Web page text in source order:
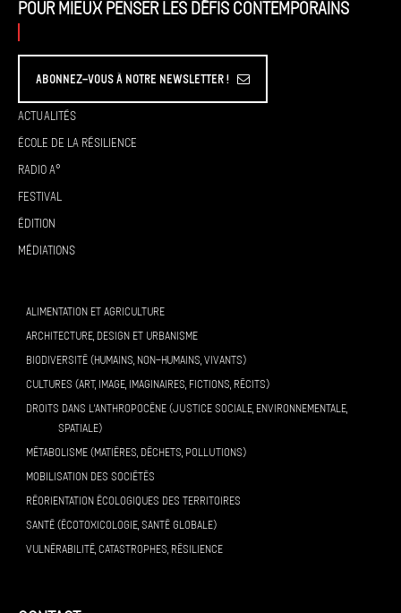
Pour mieux penser les défis contemporains
Abonnez-vous à Notre Newsletter !
Actualités
École de la résilience
Radio A°
Festival
Édition
Médiations
ALIMENTATION ET AGRICULTURE
ARCHITECTURE, DESIGN ET URBANISME
BIODIVERSITÉ (HUMAINS, NON-HUMAINS, VIVANTS)
CULTURES (ART, IMAGE, IMAGINAIRES, FICTIONS, RÉCITS)
DROITS DANS L’ANTHROPOCÈNE (JUSTICE SOCIALE, ENVIRONNEMENTALE,
SPATIALE)
MÉTABOLISME (MATIÈRES, DÉCHETS, POLLUTIONS)
MOBILISATION DES SOCIÉTÉS
RÉORIENTATION ÉCOLOGIQUES DES TERRITOIRES
SANTÉ (ÉCOTOXICOLOGIE, SANTÉ GLOBALE)
VULNÉRABILITÉ, CATASTROPHES, RÉSILIENCE